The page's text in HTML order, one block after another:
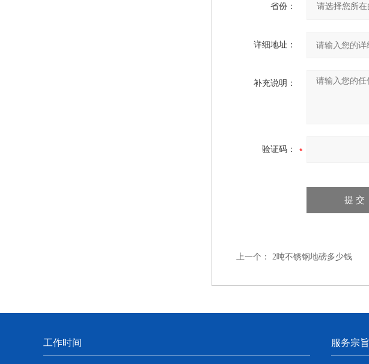
省份：
详细地址：
补充说明：
验证码：
上一个： 2吨不锈钢地磅多少钱
工作时间 服务宗旨